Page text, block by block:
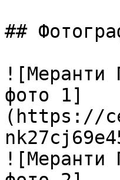
##
![Меранти
фото 1]
(https://
![Меранти